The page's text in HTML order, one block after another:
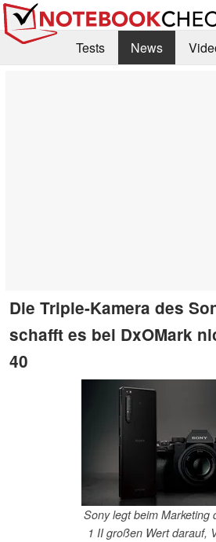
Tests News
Die Triple-Kamera des
schafft es bei DxOMark
40
Sony legt beim Marketing
1 II großen Wert darauf,